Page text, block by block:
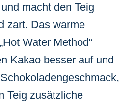
macht den Teig
zart. Das warme
Water Method“
Kakao besser auf und
Teig zusätzliche